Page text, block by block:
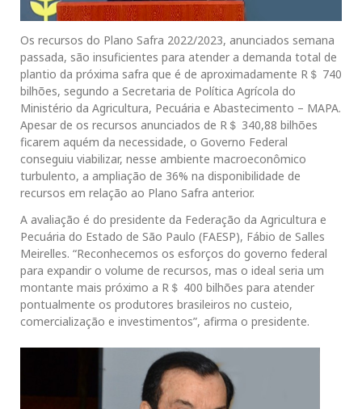
Os recursos do Plano Safra 2022/2023, anunciados semana
passada, são insuficientes para atender a demanda total de
plantio da próxima safra que é de aproximadamente R＄ 740
bilhões, segundo a Secretaria de Política Agrícola do
Ministério da Agricultura, Pecuária e Abastecimento – MAPA.
Apesar de os recursos anunciados de R＄ 340,88 bilhões
ficarem aquém da necessidade, o Governo Federal
conseguiu viabilizar, nesse ambiente macroeconômico
turbulento, a ampliação de 36% na disponibilidade de
recursos em relação ao Plano Safra anterior.
A avaliação é do presidente da Federação da Agricultura e
Pecuária do Estado de São Paulo (FAESP), Fábio de Salles
Meirelles. “Reconhecemos os esforços do governo federal
para expandir o volume de recursos, mas o ideal seria um
montante mais próximo a R＄ 400 bilhões para atender
pontualmente os produtores brasileiros no custeio,
comercialização e investimentos”, afirma o presidente.